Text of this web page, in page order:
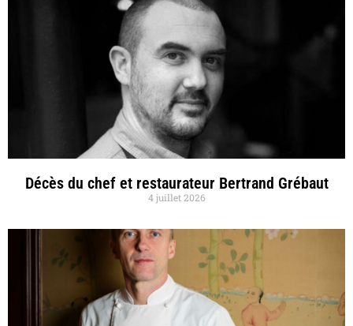
Décès du chef et restaurateur Bertrand Grébaut
4 juillet 2026